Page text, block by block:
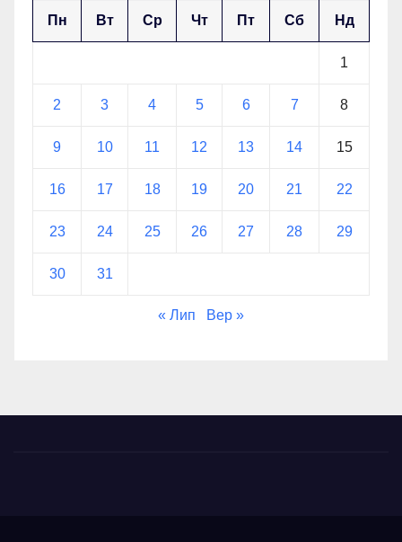
Пн Вт Ср Чт Пт Сб Нд
1
2 3 4 5 6 7 8
9 10 11 12 13 14 15
16 17 18 19 20 21 22
23 24 25 26 27 28 29
30 31
« Лип Вер »